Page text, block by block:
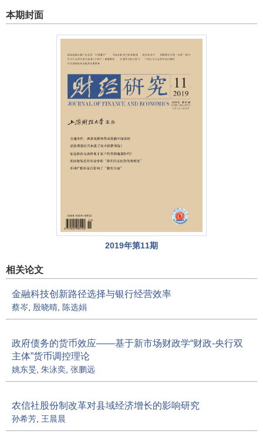
本期封面
2019年第11期
相关论文
金融科技创新路径选择与银行经营效率
蔡岑 殷晓晴 陈选娟
政府债务的货币效应——基于新市场财政学“财政-央行双
主体”货币调控理论
姚东旻 朱泳奕 张鹏远
农信社股份制改革对县域经济增长的影响研究
孙希芳 王晨晨